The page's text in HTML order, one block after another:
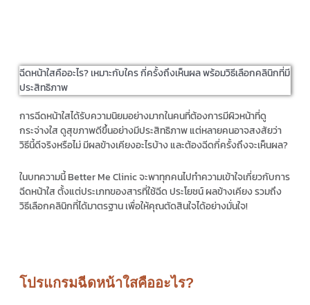
ฉีดหน้าใสคืออะไร? เหมาะกับใคร กี่ครั้งถึงเห็นผล พร้อมวิธีเลือกคลินิกที่มี
ประสิทธิภาพ
การฉีดหน้าใสได้รับความนิยมอย่างมากในคนที่ต้องการมีผิวหน้าที่ดู
กระจ่างใส ดูสุขภาพดีขึ้นอย่างมีประสิทธิภาพ แต่หลายคนอาจสงสัยว่า
วิธีนี้ดีจริงหรือไม่ มีผลข้างเคียงอะไรบ้าง และต้องฉีดกี่ครั้งถึงจะเห็นผล?
ในบทความนี้ Better Me Clinic จะพาทุกคนไปทำความเข้าใจเกี่ยวกับการ
ฉีดหน้าใส ตั้งแต่ประเภทของสารที่ใช้ฉีด ประโยชน์ ผลข้างเคียง รวมถึง
วิธีเลือกคลินิกที่ได้มาตรฐาน เพื่อให้คุณตัดสินใจได้อย่างมั่นใจ!
โปรแกรมฉีดหน้าใสคืออะไร?